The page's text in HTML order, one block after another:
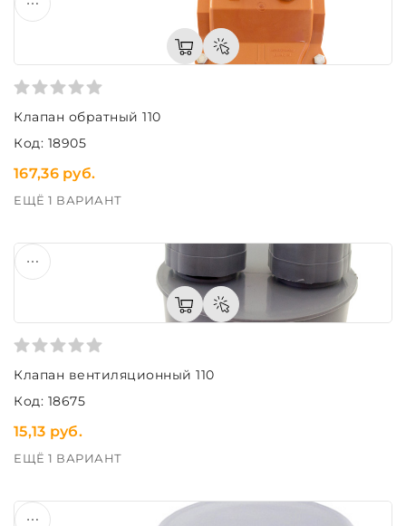
Клапан обратный 110
Код: 18905
167,36 руб.
ЕЩЁ 1 ВАРИАНТ
Клапан вентиляционный 110
Код: 18675
15,13 руб.
ЕЩЁ 1 ВАРИАНТ